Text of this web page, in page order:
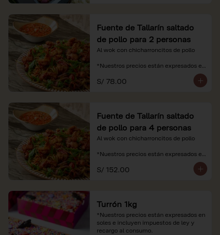
Fuente de Tallarín saltado
de pollo para 2 personas
Al wok con chicharroncitos de pollo
*Nuestros precios están expresados en
recargo al consumo.
S/ 78.00
Fuente de Tallarín saltado
de pollo para 4 personas
Al wok con chicharroncitos de pollo
*Nuestros precios están expresados en
recargo al consumo.
S/ 152.00
Turrón 1kg
*Nuestros precios están expresados en
soles e incluyen impuestos de ley y
recargo al consumo.